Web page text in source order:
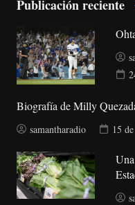
Publicación reciente
Biografía de Milly
samantharadio 15